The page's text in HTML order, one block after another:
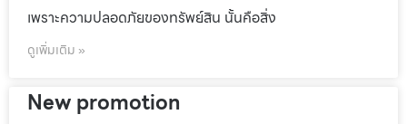
เพราะความปลอดภัยของทรัพย์สิน นั้นคือสิ่ง
ดูเพิ่มเติม »
New promotion